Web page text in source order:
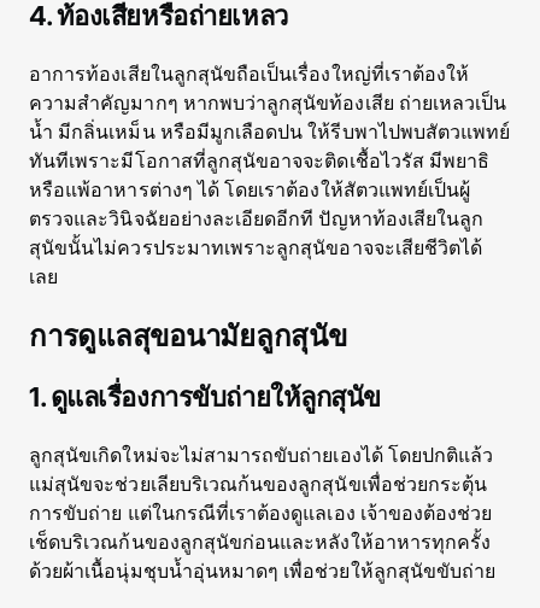
4. ท้องเสียหรือถ่ายเหลว
อาการท้องเสียในลูกสุนัขถือเป็นเรื่องใหญ่ที่เราต้องให้
ความสำคัญมากๆ หากพบว่าลูกสุนัขท้องเสีย ถ่ายเหลวเป็น
น้ำ มีกลิ่นเหม็น หรือมีมูกเลือดปน ให้รีบพาไปพบสัตวแพทย์
ทันทีเพราะมีโอกาสที่ลูกสุนัขอาจจะติดเชื้อไวรัส มีพยาธิ
หรือแพ้อาหารต่างๆ ได้ โดยเราต้องให้สัตวแพทย์เป็นผู้
ตรวจและวินิจฉัยอย่างละเอียดอีกที ปัญหาท้องเสียในลูก
สุนัขนั้นไม่ควรประมาทเพราะลูกสุนัขอาจจะเสียชีวิตได้
เลย
การดูแลสุขอนามัยลูกสุนัข
1. ดูแลเรื่องการขับถ่ายให้ลูกสุนัข
ลูกสุนัขเกิดใหม่จะไม่สามารถขับถ่ายเองได้ โดยปกติแล้ว
แม่สุนัขจะช่วยเลียบริเวณก้นของลูกสุนัขเพื่อช่วยกระตุ้น
การขับถ่าย แต่ในกรณีที่เราต้องดูแลเอง เจ้าของต้องช่วย
เช็ดบริเวณก้นของลูกสุนัขก่อนและหลังให้อาหารทุกครั้ง
ด้วยผ้าเนื้อนุ่มชุบน้ำอุ่นหมาดๆ เพื่อช่วยให้ลูกสุนัขขับถ่าย